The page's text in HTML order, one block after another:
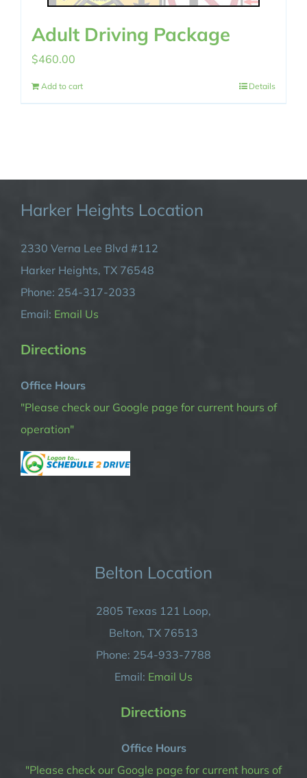
Adult Driving Package
$460.00
Add to cart Details
Harker Heights Location
2330 Verna Lee Blvd #112
Harker Heights, TX 76548
Phone: 254-317-2033
Email: Email Us
Directions
Office Hours
"Please check our Google page for current hours of
operation"
Belton Location
2805 Texas 121 Loop,
Belton, TX 76513
Phone: 254-933-7788
Email: Email Us
Directions
Office Hours
"Please check our Google page for current hours of